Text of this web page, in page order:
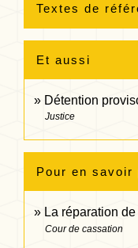
Textes de
Et aussi
Détention
Justice
Pour en savoir
La réparation
Cour de cassation